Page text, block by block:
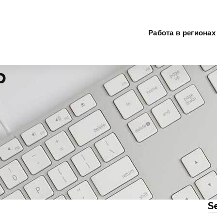
Работа в регионах